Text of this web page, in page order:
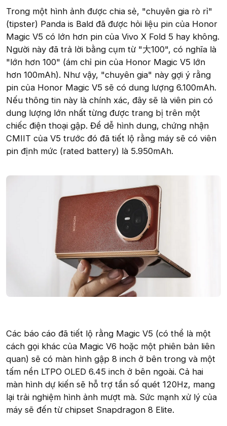
Trong một hình ảnh được chia sẻ, "chuyên gia rò rỉ"
(tipster) Panda is Bald đã được hỏi liệu pin của Honor
Magic V5 có lớn hơn pin của Vivo X Fold 5 hay không.
Người này đã trả lời bằng cụm từ "大100", có nghĩa là
"lớn hơn 100" (ám chỉ pin của Honor Magic V5 lớn
hơn 100mAh). Như vậy, "chuyên gia" này gợi ý rằng
pin của Honor Magic V5 sẽ có dung lượng 6.100mAh.
Nếu thông tin này là chính xác, đây sẽ là viên pin có
dung lượng lớn nhất từng được trang bị trên một
chiếc điện thoại gập. Để dễ hình dung, chứng nhận
CMIIT của V5 trước đó đã tiết lộ rằng máy sẽ có viên
pin định mức (rated battery) là 5.950mAh.
Các báo cáo đã tiết lộ rằng Magic V5 (có thể là một
cách gọi khác của Magic V6 hoặc một phiên bản liên
quan) sẽ có màn hình gập 8 inch ở bên trong và một
tấm nền LTPO OLED 6.45 inch ở bên ngoài. Cả hai
màn hình dự kiến sẽ hỗ trợ tần số quét 120Hz, mang
lại trải nghiệm hình ảnh mượt mà. Sức mạnh xử lý của
máy sẽ đến từ chipset Snapdragon 8 Elite.